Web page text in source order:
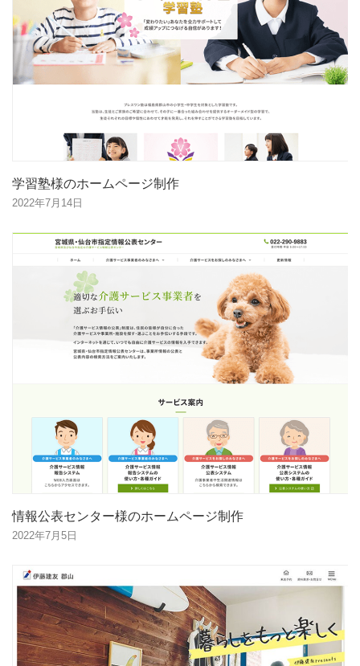
学習塾様のホームページ制作
2022年7月14日
情報公表センター様のホームページ制作
2022年7月5日